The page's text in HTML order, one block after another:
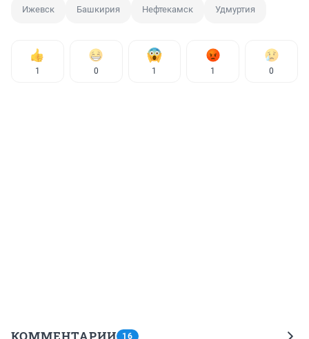
Ижевск Башкирия Нефтекамск Удмуртия
1 0 1 1 0
16